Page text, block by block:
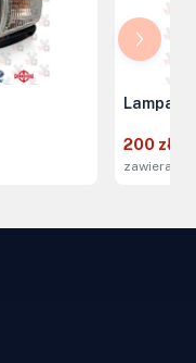
Lampa
200 zł
zawiera